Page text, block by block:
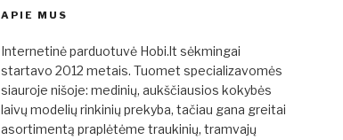
APIE MUS
Internetinė parduotuvė Hobi.lt sėkmingai
startavo 2012 metais. Tuomet specializavomės
siauroje nišoje: medinių, aukščiausios kokybės
laivų modelių rinkinių prekyba, tačiau gana greitai
asortimentą praplėtėme traukinių, tramvajų